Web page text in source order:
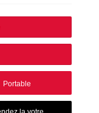
Portable